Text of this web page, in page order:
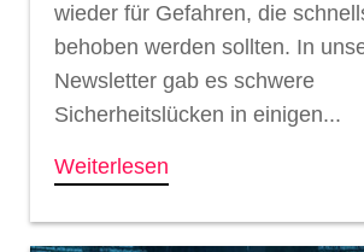
wieder für Gefahren, die
behoben werden sollten. In
Newsletter gab es schwere
Sicherheitslücken in einigen...
Weiterlesen